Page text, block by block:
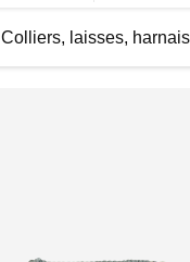
Colliers, laisses, harnais